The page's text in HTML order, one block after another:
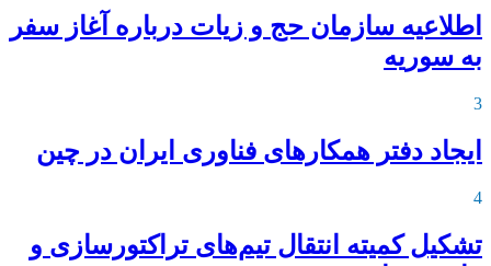
اطلاعیه‌ سازمان حج و زیات درباره آغاز سفر
به سوریه
3
ایجاد دفتر همکارهای فناوری ایران در چین
4
تشکیل کمیته انتقال تیم‌های تراکتورسازی و